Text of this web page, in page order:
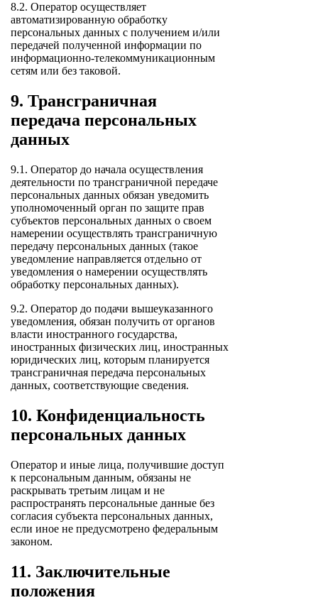
8.2. Оператор осуществляет
автоматизированную обработку
персональных данных с получением и/или
передачей полученной информации по
информационно-телекоммуникационным
сетям или без таковой.
9. Трансграничная
передача персональных
данных
9.1. Оператор до начала осуществления
деятельности по трансграничной передаче
персональных данных обязан уведомить
уполномоченный орган по защите прав
субъектов персональных данных о своем
намерении осуществлять трансграничную
передачу персональных данных (такое
уведомление направляется отдельно от
уведомления о намерении осуществлять
обработку персональных данных).
9.2. Оператор до подачи вышеуказанного
уведомления, обязан получить от органов
власти иностранного государства,
иностранных физических лиц, иностранных
юридических лиц, которым планируется
трансграничная передача персональных
данных, соответствующие сведения.
10. Конфиденциальность
персональных данных
Оператор и иные лица, получившие доступ
к персональным данным, обязаны не
раскрывать третьим лицам и не
распространять персональные данные без
согласия субъекта персональных данных,
если иное не предусмотрено федеральным
законом.
11. Заключительные
положения